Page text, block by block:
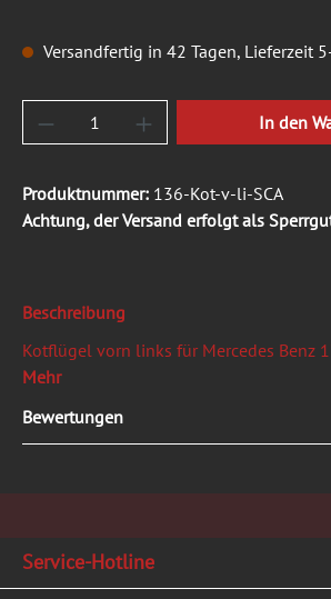
Versandfertig in 42 Tagen, Lieferzeit
Produkt Anzahl: Gib den
In den
Produktnummer: 136-Kot-v-li-SCA
Achtung, der Versand erfolgt als
Beschreibung
Kotflügel vorn links für Mercedes Benz
Mehr
Bewertungen
Service-Hotline